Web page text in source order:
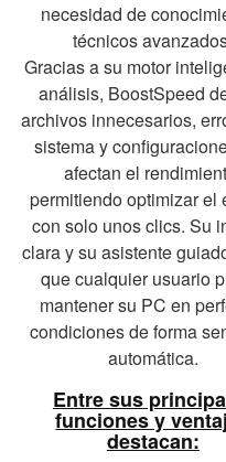
necesidad de
técnicos
Gracias a su motor
análisis, BoostSpeed
archivos innecesarios,
sistema y
afectan el
permitiendo optimizar el
con solo unos clics. Su
clara y su asistente
que cualquier usuario
mantener su PC en
condiciones de forma
automática.
Entre sus
funciones y
destacan: